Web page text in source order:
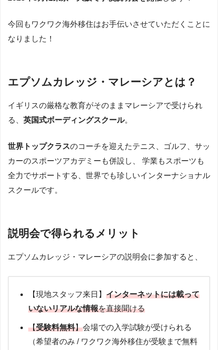
今回もワクワク海外移住はお手伝いさせていただくことに
なりました！
エプソムカレッジ・マレーシアとは？
イギリスの厳格な教育がそのままマレーシアで受けられ
る、 英国式ボーディングスクール。
世界トップクラスのコーチを迎えたテニス、ゴルフ、サッ
カーのスポーツアカデミーも併設し、 学業もスポーツも
全力でサポートする、世界でも珍しいインターナショナル
スクールです。
説明会で得られるメリット
エプソムカレッジ・マレーシアの説明会に参加すると、
【現地スタッフ来日】 インターネットには載って
いないリアルな情報を直接聞ける
【受験料無料】会場での入学試験が受けられる
（希望者のみ / ワクワク海外移住が受験まで無料